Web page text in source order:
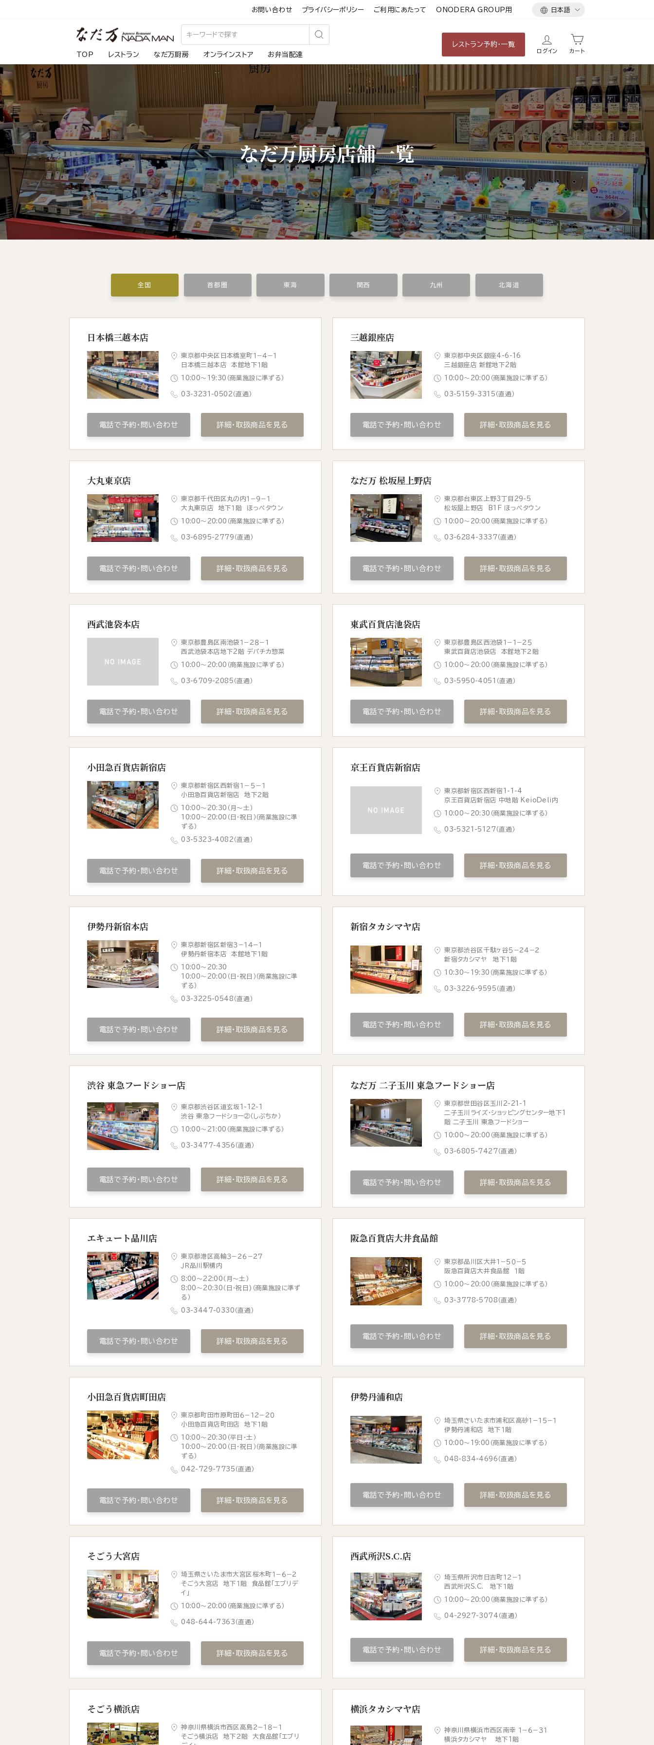
て
コ
ン
テ
ン
に
移
す
る
お問い合わせ プライバシーポリシー ご利用にあたって ONODERA GROUP用
言
日本語
検
す
る
TOP レストラン なだ万厨房 オンラインストア お弁当配達
レストラン予約・一覧
ログイン カート
なだ万厨房店舗一覧
全国 首都圏 東海 関西 九州 北海道
日本橋三越本店
東京都中央区日本橋室町１−４−１
日本橋三越本店 本館地下１階
10:00〜19:30（商業施設に準ずる）
03-3231-0502 （直通）
電話で予約・問い合わせ 詳細・取扱商品を見る
三越銀座店
東京都中央区銀座4-6-16
三越銀座店 新館地下2階
10:00〜20:00（商業施設に準ずる）
03-5159-3315 （直通）
電話で予約・問い合わせ 詳細・取扱商品を見る
大丸東京店
東京都千代田区丸の内１−９−１
大丸東京店 地下１階 ほっぺタウン
10:00〜20:00（商業施設に準ずる）
03-6895-2779 （直通）
電話で予約・問い合わせ 詳細・取扱商品を見る
なだ万 松坂屋上野店
東京都台東区上野3丁目29-5
松坂屋上野店 B1F ほっぺタウン
10:00〜20:00（商業施設に準ずる）
03-6284-3337 （直通）
電話で予約・問い合わせ 詳細・取扱商品を見る
西武池袋本店
東京都豊島区南池袋１−２８−１
西武池袋本店地下2階 デパチカ惣菜
10:00～20:00（商業施設に準ずる）
03-6709-2085 （直通）
電話で予約・問い合わせ 詳細・取扱商品を見る
東武百貨店池袋店
東京都豊島区西池袋１−１−２５
東武百貨店池袋店 本館地下２階
10:00〜20:00（商業施設に準ずる）
03-5950-4051 （直通）
電話で予約・問い合わせ 詳細・取扱商品を見る
小田急百貨店新宿店
東京都新宿区西新宿１－５－１
小田急百貨店新宿店 地下２階
10:00～20:30（月〜土）
10:00～20:00（日・祝日）（商業施設に準
ずる）
03-5323-4082 （直通）
電話で予約・問い合わせ 詳細・取扱商品を見る
京王百貨店新宿店
東京都新宿区西新宿1-1-4
京王百貨店新宿店 中地階 KeioDeli内
10:00〜20:30（商業施設に準ずる）
03-5321-5127 （直通）
電話で予約・問い合わせ 詳細・取扱商品を見る
伊勢丹新宿本店
東京都新宿区新宿３−１４−１
伊勢丹新宿本店 本館地下１階
10:00～20:30
10:00～20:00（日・祝日）（商業施設に準
ずる）
03-3225-0548 （直通）
電話で予約・問い合わせ 詳細・取扱商品を見る
新宿タカシマヤ店
東京都渋谷区千駄ヶ谷５−２４−２
新宿タカシマヤ 地下１階
10:30〜19:30（商業施設に準ずる）
03-3226-9595 （直通）
電話で予約・問い合わせ 詳細・取扱商品を見る
渋谷 東急フードショー店
東京都渋谷区道玄坂1-12-1
渋谷 東急フードショー②（しぶちか）
10:00〜21:00（商業施設に準ずる）
03-3477-4356 （直通）
電話で予約・問い合わせ 詳細・取扱商品を見る
なだ万 二子玉川 東急フードショー店
東京都世田谷区玉川2-21-1
二子玉川ライズ・ショッピングセンター地下1
階 二子玉川 東急フードショー
10:00〜20:00（商業施設に準ずる）
03-6805-7427 （直通）
電話で予約・問い合わせ 詳細・取扱商品を見る
エキュート品川店
東京都港区高輪３−２６−２７
ＪＲ品川駅構内
8:00～22:00（月～土）
8:00～20:30（日・祝日)（商業施設に準ず
る）
03-3447-0330 （直通）
電話で予約・問い合わせ 詳細・取扱商品を見る
阪急百貨店大井食品館
東京都品川区大井１−５０−５
阪急百貨店大井食品館 １階
10:00〜20:00（商業施設に準ずる）
03-3778-5708 （直通）
電話で予約・問い合わせ 詳細・取扱商品を見る
小田急百貨店町田店
東京都町田市原町田６−１２−２０
小田急百貨店町田店 地下１階
10:00～20:30（平日・土）
10:00～20:00（日・祝日）（商業施設に準
ずる）
042-729-7735 （直通）
電話で予約・問い合わせ 詳細・取扱商品を見る
伊勢丹浦和店
埼玉県さいたま市浦和区高砂１−１５−１
伊勢丹浦和店 地下１階
10:00〜19:00（商業施設に準ずる）
048-834-4696 （直通）
電話で予約・問い合わせ 詳細・取扱商品を見る
そごう大宮店
埼玉県さいたま市大宮区桜木町１−６−２
そごう大宮店 地下１階 食品館「エブリデ
イ」
10:00〜20:00（商業施設に準ずる）
048-644-7363 （直通）
電話で予約・問い合わせ 詳細・取扱商品を見る
西武所沢S.C.店
埼玉県所沢市日吉町１２−１
西武所沢S.C. 地下１階
10:00〜20:00（商業施設に準ずる）
04‐2927-3074 （直通）
電話で予約・問い合わせ 詳細・取扱商品を見る
そごう横浜店
神奈川県横浜市西区高島２−１８−１
そごう横浜店 地下２階 大食品館「エブリ
横浜タカシマヤ店
神奈川県横浜市西区南幸 １−６−３１
横浜タカシマヤ 地下1階